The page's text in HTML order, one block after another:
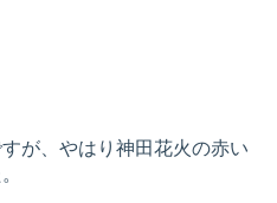
が、やはり神田花火の赤い